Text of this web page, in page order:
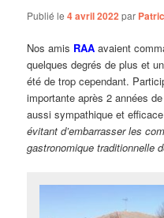
Publié le4 avril 2022par
Nos amis RAA avaient
quelques degrés de plus et
été de trop cependant.
importante après 2 années
aussi sympathique et
évitant d’embarrasser les
gastronomique